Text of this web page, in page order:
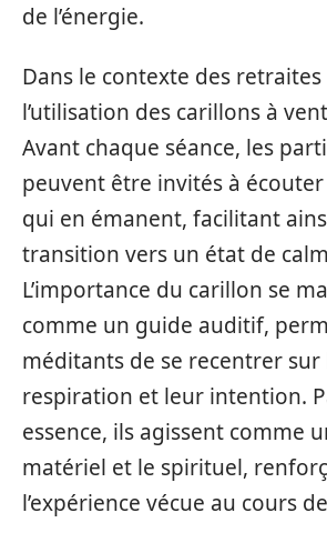
de l’énergie.
Dans le contexte des
l’utilisation des carillons à
Avant chaque séance, les
peuvent être invités à
qui en émanent, facilitant
transition vers un état de
L’importance du carillon se
comme un guide auditif,
méditants de se recentrer
respiration et leur intention.
essence, ils agissent comme
matériel et le spirituel,
l’expérience vécue au cours